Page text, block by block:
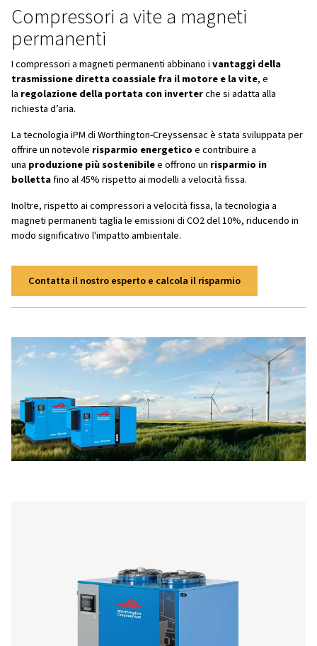
Nella maggior parte delle industrie, la richiesta d’aria
è costante e quindi diventa conveniente orientarsi verso
uncompressore a velocità variabile
velocità variabile, infatti,adatta la velocità del
alla richiesta d’aria effettiva, a differenza del
velocità fissa che lavora sempre al 100% della velocità
I compressori a magneti permanenti permettono un
avanti rispetto agli inverter tradizionali, aumentando la
Compressori a vite a magneti
permanenti
I compressori a magneti permanenti abbinano i
laregolazione della portata con inverterche si
richiesta d’aria.
La tecnologia iPM di Worthington-Creyssensac è stata
offrire un notevolerisparmio energeticoe contribuire
una produzione più sostenibilee offrono un
bollettafino al 45% rispetto ai modelli a velocità fissa.
Contatta il nostro esperto e calcola il risparmio